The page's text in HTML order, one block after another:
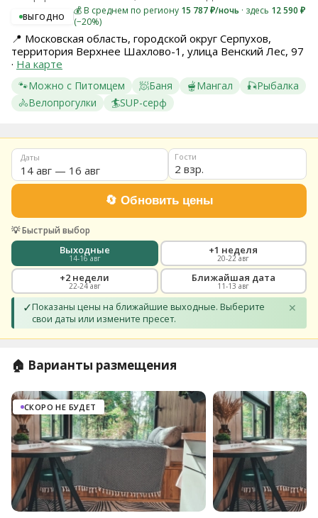
ВЫГОДНО 💰 В среднем по региону 15 787 ₽/ночь · здесь 12 590 ₽
(−20%)
📍 Московская область, городской округ Серпухов,
территория Верхнее Шахлово-1, улица Венский Лес, 97
· На карте
🐾Можно с Питомцем 🧖Баня 🫕Мангал 🎣Рыбалка
🚴Велопрогулки 🏄SUP-серф
Даты Гости
2 взр.
💡 Быстрый выбор
Выходные
14-16 авг
+1 неделя
20-22 авг
+2 недели
22-24 авг
Ближайшая дата
11-13 авг
✓Показаны цены на ближайшие выходные. Выберите
свои даты или измените пресет.
✕
🏠 Варианты размещения
СКОРО НЕ БУДЕТ